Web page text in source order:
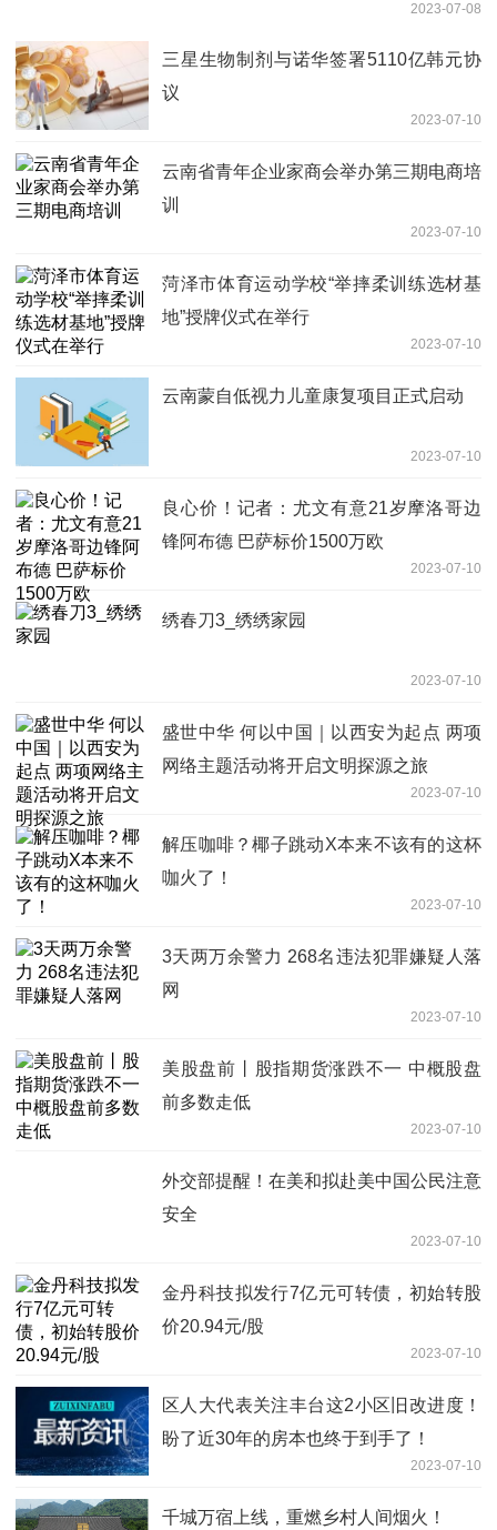
2023-07-08
三星生物制剂与诺华签署5110亿韩元协
议
2023-07-10
云南省青年企业家商会举办第三期电商培
训
2023-07-10
菏泽市体育运动学校“举摔柔训练选材基
地”授牌仪式在举行
2023-07-10
云南蒙自低视力儿童康复项目正式启动
2023-07-10
良心价！记者：尤文有意21岁摩洛哥边
锋阿布德 巴萨标价1500万欧
2023-07-10
绣春刀3_绣绣家园
2023-07-10
盛世中华 何以中国｜以西安为起点 两项
网络主题活动将开启文明探源之旅
2023-07-10
解压咖啡？椰子跳动X本来不该有的这杯
咖火了！
2023-07-10
3天两万余警力 268名违法犯罪嫌疑人落
网
2023-07-10
美股盘前丨股指期货涨跌不一 中概股盘
前多数走低
2023-07-10
外交部提醒！在美和拟赴美中国公民注意
安全
2023-07-10
金丹科技拟发行7亿元可转债，初始转股
价20.94元/股
2023-07-10
区人大代表关注丰台这2小区旧改进度！
盼了近30年的房本也终于到手了！
2023-07-10
千城万宿上线，重燃乡村人间烟火！